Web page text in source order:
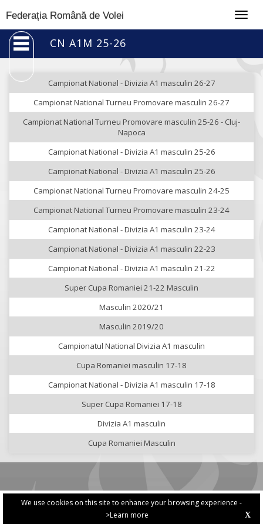
We use cookies on this site to enhance your browsing experience -
>Learn more
X
Federația Română de Volei
CN A1M 25-26
Campionat National - Divizia A1 masculin 26-27
Campionat National Turneu Promovare masculin 26-27
Campionat National Turneu Promovare masculin 25-26 - Cluj-
Napoca
Campionat National - Divizia A1 masculin 25-26
Campionat National - Divizia A1 masculin 25-26
Campionat National Turneu Promovare masculin 24-25
Campionat National Turneu Promovare masculin 23-24
Campionat National - Divizia A1 masculin 23-24
Campionat National - Divizia A1 masculin 22-23
Campionat National - Divizia A1 masculin 21-22
Super Cupa Romaniei 21-22 Masculin
Masculin 2020/21
Masculin 2019/20
Campionatul National Divizia A1 masculin
Cupa Romaniei masculin 17-18
Campionat National - Divizia A1 masculin 17-18
Super Cupa Romaniei 17-18
Divizia A1 masculin
Cupa Romaniei Masculin